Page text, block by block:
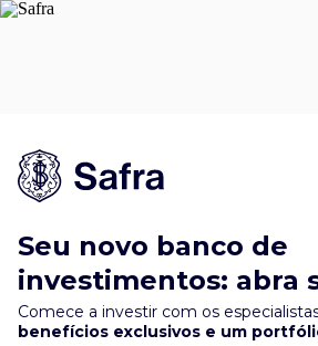
Seu novo banco de
investimentos: abra
Comece a investir com os
benefícios exclusivos e um